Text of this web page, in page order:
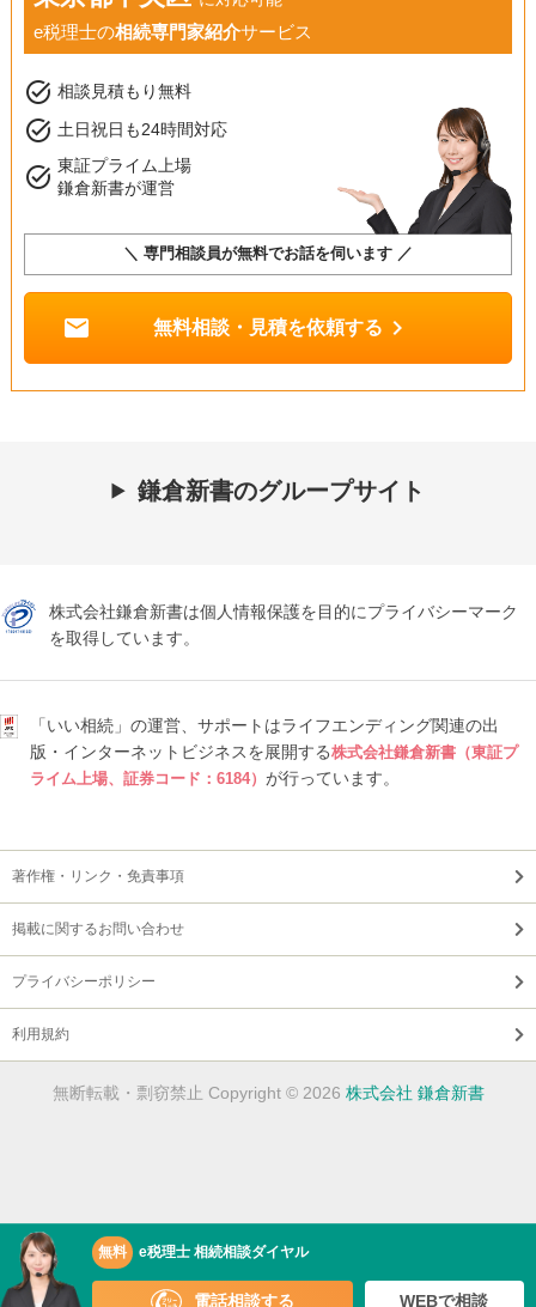
e税理士の相続専門家紹介サービス
task_alt 相談見積もり無料
task_alt 土日祝日も24時間対応
task_alt 東証プライム上場
鎌倉新書が運営
＼ 専門相談員が無料でお話を伺います ／
mail 無料相談・見積を依頼する chevron_right
鎌倉新書のグループサイト
株式会社鎌倉新書は個人情報保護を目的にプライバシーマーク
を取得しています。
「いい相続」の運営、サポートはライフエンディング関連の出
版・インターネットビジネスを展開する株式会社鎌倉新書（東証プ
ライム上場、証券コード：6184） が行っています。
著作権・リンク・免責事項
掲載に関するお問い合わせ
プライバシーポリシー
利用規約
無断転載・剽窃禁止 Copyright © 2026 株式会社 鎌倉新書
無料 e税理士 相続相談ダイヤル
電話相談する WEBで相談